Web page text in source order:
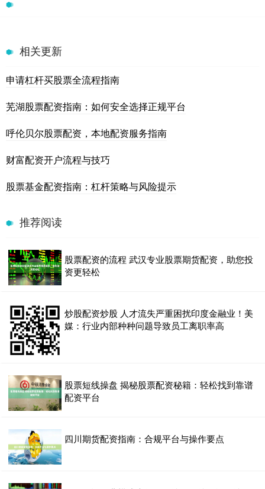
相关更新
申请杠杆买股票全流程指南
芜湖股票配资指南：如何安全选择正规平台
呼伦贝尔股票配资，本地配资服务指南
财富配资开户流程与技巧
股票基金配资指南：杠杆策略与风险提示
推荐阅读
股票配资的流程 武汉专业股票期货配资，助您投
资更轻松
炒股配资炒股 人才流失严重困扰印度金融业！美
媒：行业内部种种问题导致员工离职率高
股票短线操盘 揭秘股票配资秘籍：轻松找到靠谱
配资平台
四川期货配资指南：合规平台与操作要点